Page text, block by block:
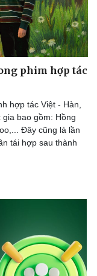
phim hợp tác
hợp tác Việt - Hàn,
bao gồm: Hồng
Đây cũng là lần
tái hợp sau thành